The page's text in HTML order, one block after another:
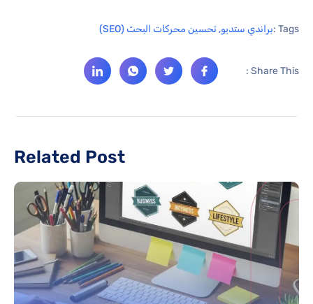
Tags : براندي ستديو, تحسين محركات البحث (SEO)
Share This :
Related Post